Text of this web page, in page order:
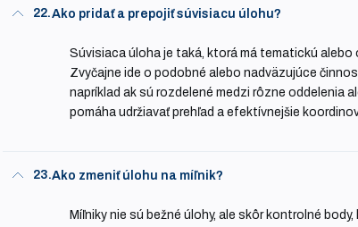
22.Ako pridať a prepojiť súvisiacu úlohu?
Súvisiaca úloha je taká, ktorá má tematickú alebo
Zvyčajne ide o podobné alebo nadväzujúce
napríklad ak sú rozdelené medzi rôzne oddelenia
pomáha udržiavať prehľad a efektívnejšie
23.Ako zmeniť úlohu na míľnik?
Míľniky nie sú bežné úlohy, ale skôr kontrolné